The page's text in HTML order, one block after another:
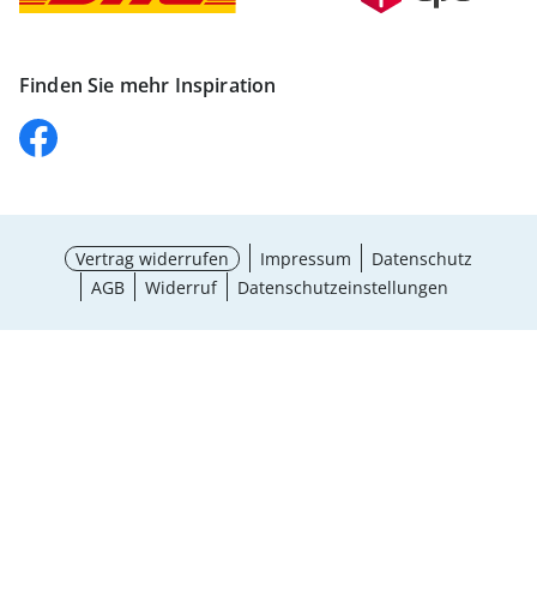
Finden Sie mehr Inspiration
Vertrag widerrufen Impressum
Datenschutz
AGB
Widerruf Datenschutzeinstellungen